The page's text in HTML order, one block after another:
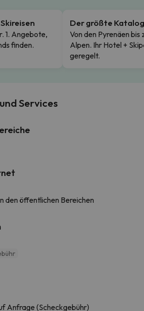
1. Angebote,
finden.
Der größte Katalog
Von den Pyrenäen bis
Alpen. Ihr Hotel +
geregelt.
Services
den öffentlichen Bereichen
Anfrage (Scheckgebühr)